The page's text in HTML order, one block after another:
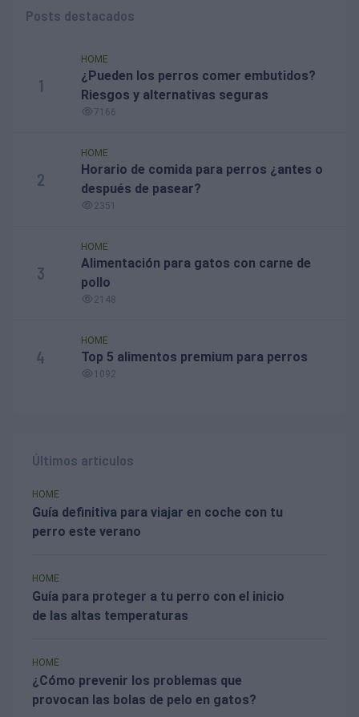
Posts destacados
1
HOME
¿Pueden los perros comer embutidos?
Riesgos y alternativas seguras
7166
2
HOME
Horario de comida para perros ¿antes o
después de pasear?
2351
3
HOME
Alimentación para gatos con carne de
pollo
2148
4
HOME
Top 5 alimentos premium para perros
1092
Últimos artículos
HOME
Guía definitiva para viajar en coche con tu
perro este verano
HOME
Guía para proteger a tu perro con el inicio
de las altas temperaturas
HOME
¿Cómo prevenir los problemas que
provocan las bolas de pelo en gatos?